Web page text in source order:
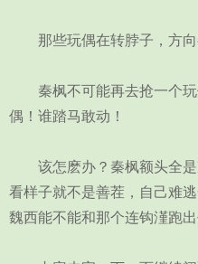
那些玩偶在转脖子，方向
秦枫不可能再去抢一个玩
偶！谁踏马敢动！
该怎麽办？秦枫额头全是
看样子就不是善茬，自己难
魏西能不能和那个连钩漌跑出